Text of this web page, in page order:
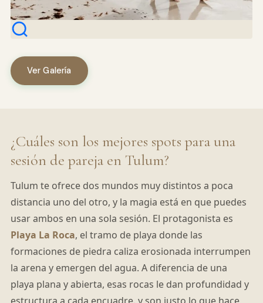
Ver Galería
¿Cuáles son los mejores spots para una
sesión de pareja en Tulum?
Tulum te ofrece dos mundos muy distintos a poca
distancia uno del otro, y la magia está en que puedes
usar ambos en una sola sesión. El protagonista es
Playa La Roca, el tramo de playa donde las
formaciones de piedra caliza erosionada interrumpen
la arena y emergen del agua. A diferencia de una
playa plana y abierta, esas rocas le dan profundidad y
estructura a cada encuadre, y son justo lo que hace